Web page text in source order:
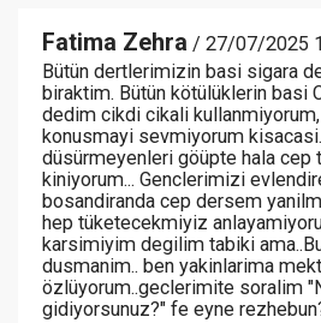
Fatima Zehra / 27/07/2025
Bütün dertlerimizin basi sigara
biraktim. Bütün kötülüklerin basi
dedim cikdi cikali
konusmayi sevmiyorum
düsürmeyenleri göüpte hala cep
kiniyorum... Genclerimizi
bosandiranda cep dersem
hep tüketecekmiyiz
karsimiyim degilim tabiki
dusmanim.. ben yakinlarima
özlüyorum..geclerimite soralim
gidiyorsunuz?" fe eyne